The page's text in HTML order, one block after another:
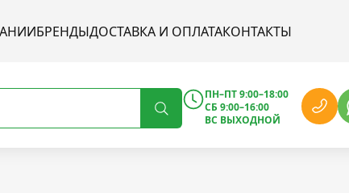
БРЕНДЫДОСТАВКА И ОПЛАТАКОНТАКТЫ
ПН–ПТ 9:00–18:00
СБ 9:00–16:00
ВС ВЫХОДНОЙ